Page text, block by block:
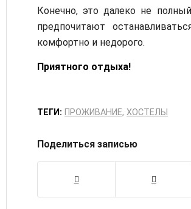
Конечно, это далеко не
предпочитают
комфортно и недорого.
Приятного отдыха!
ТЕГИ: ПРОЖИВАНИЕ, ХОСТЕЛЫ
Поделиться записью